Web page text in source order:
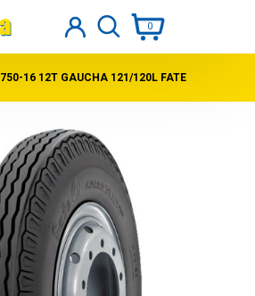
0
750-16 12T GAUCHA 121/120L FATE